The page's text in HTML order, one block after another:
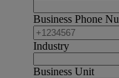
Business Phone
Industry
Business Unit